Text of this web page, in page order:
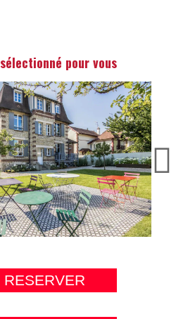
pour vous
RESERVER